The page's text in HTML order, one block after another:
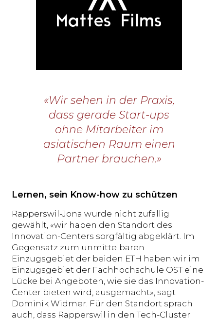
«Wir sehen in der Praxis,
dass gerade Start-ups
ohne Mitarbeiter im
asiatischen Raum einen
Partner brauchen.»
Lernen, sein Know-how zu schützen
Rapperswil-Jona wurde nicht zufällig
gewählt, «wir haben den Standort des
Innovation-Centers sorgfältig abgeklärt. Im
Gegensatz zum unmittelbaren
Einzugsgebiet der beiden ETH haben wir im
Einzugsgebiet der Fachhochschule OST eine
Lücke bei Angeboten, wie sie das Innovation-
Center bieten wird, ausgemacht», sagt
Dominik Widmer. Für den Standort sprach
auch, dass Rapperswil in den Tech-Cluster